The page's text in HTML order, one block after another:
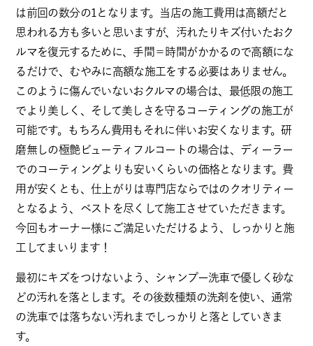
は前回の数分の1となります。当店の施工費用は高額だと
思われる方も多いと思いますが、汚れたりキズ付いたおク
ルマを復元するために、手間＝時間がかかるので高額にな
るだけで、むやみに高額な施工をする必要はありません。
このように傷んでいないおクルマの場合は、最低限の施工
でより美しく、そして美しさを守るコーティングの施工が
可能です。もちろん費用もそれに伴いお安くなります。研
磨無しの極艶ビューティフルコートの場合は、ディーラー
でのコーティングよりも安いくらいの価格となります。費
用が安くとも、仕上がりは専門店ならではのクオリティー
となるよう、ベストを尽くして施工させていただきます。
今回もオーナー様にご満足いただけるよう、しっかりと施
工してまいります！
最初にキズをつけないよう、シャンプー洗車で優しく砂な
どの汚れを落とします。その後数種類の洗剤を使い、通常
の洗車では落ちない汚れまでしっかりと落としていきま
す。